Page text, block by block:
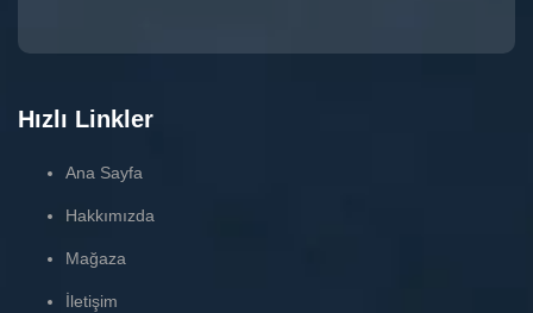
Hızlı Linkler
Ana Sayfa
Hakkımızda
Mağaza
İletişim